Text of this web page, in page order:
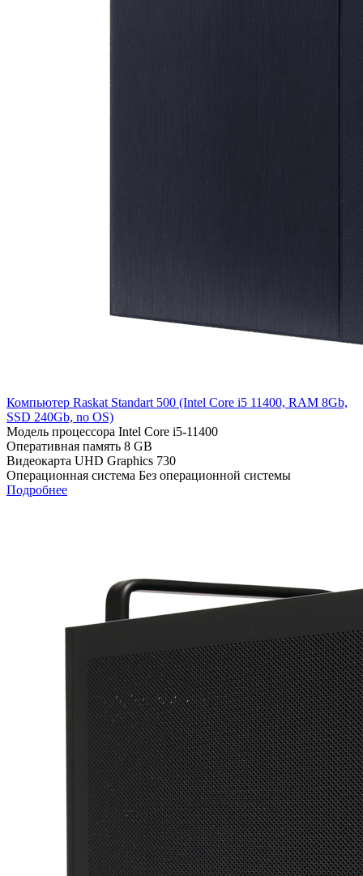
Компьютер Raskat Standart 500 (Intel Core i5 11400, RAM 8Gb,
SSD 240Gb, no OS)
Модель процессора Intel Core i5-11400
Оперативная память 8 GB
Видеокарта UHD Graphics 730
Операционная система Без операционной системы
Подробнее